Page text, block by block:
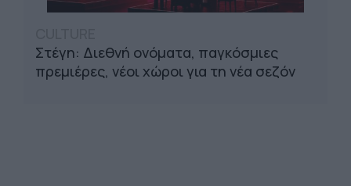
Στέγη: Διεθνή ονόματα, παγκόσμιες
πρεμιέρες, νέοι χώροι για τη νέα σεζόν